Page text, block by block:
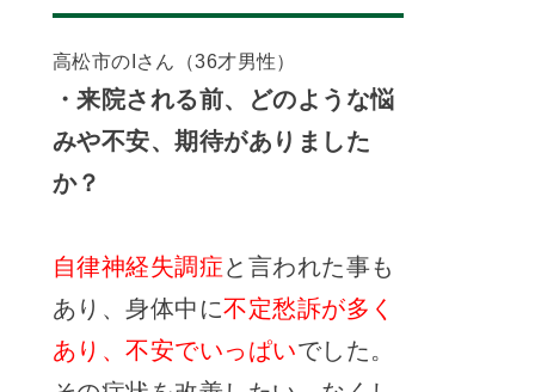
高松市のIさん（36才男性）
・来院される前、どのような悩
みや不安、期待がありました
か？
自律神経失調症と言われた事も
あり、身体中に不定愁訴が多く
あり、不安でいっぱいでした。